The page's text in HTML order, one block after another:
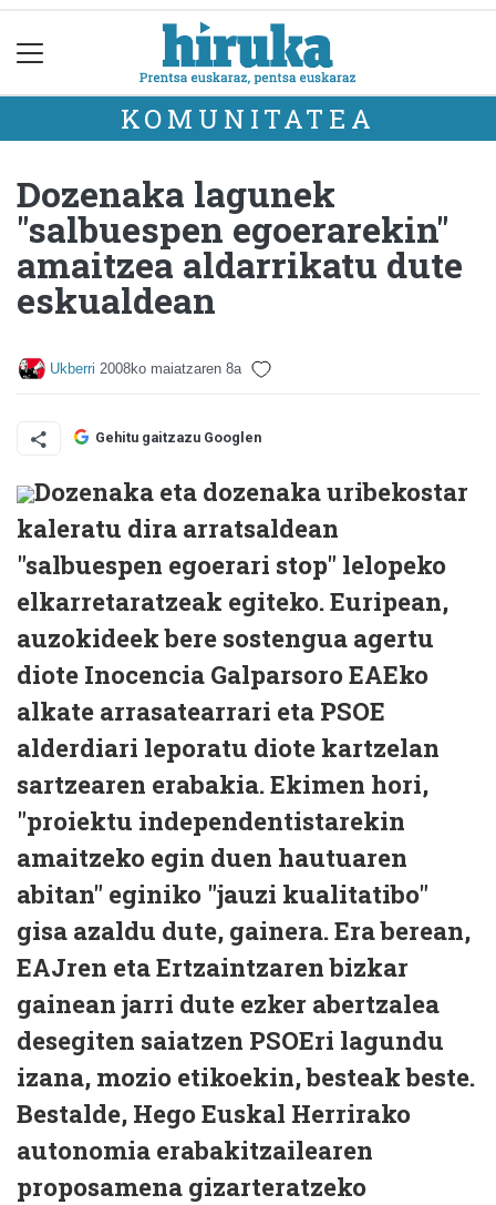
KOMUNITATEA
Dozenaka lagunek
"salbuespen egoerarekin"
amaitzea aldarrikatu dute
eskualdean
Ukberri 2008ko maiatzaren 8a
Gehitu gaitzazu Googlen
Dozenaka eta dozenaka uribekostar
kaleratu dira arratsaldean
"salbuespen egoerari stop" lelopeko
elkarretaratzeak egiteko. Euripean,
auzokideek bere sostengua agertu
diote Inocencia Galparsoro EAEko
alkate arrasatearrari eta PSOE
alderdiari leporatu diote kartzelan
sartzearen erabakia. Ekimen hori,
"proiektu independentistarekin
amaitzeko egin duen hautuaren
abitan" eginiko "jauzi kualitatibo"
gisa azaldu dute, gainera. Era berean,
EAJren eta Ertzaintzaren bizkar
gainean jarri dute ezker abertzalea
desegiten saiatzen PSOEri lagundu
izana, mozio etikoekin, besteak beste.
Bestalde, Hego Euskal Herrirako
autonomia erabakitzailearen
proposamena gizarteratzeko